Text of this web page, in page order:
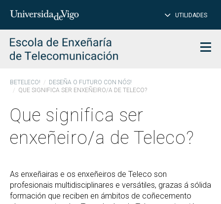
Introduce
para
buscar
UTILIDADES
BETELECO!
DESEÑA O FUTURO CON NÓS!
QUE SIGNIFICA SER ENXEÑEIRO/A DE TELECO?
Que significa ser
enxeñeiro/a de Teleco?
As enxeñairas e os enxeñeiros de Teleco son
profesionais multidisciplinares e versátiles, grazas á sólida
formación que reciben en ámbitos de coñecemento